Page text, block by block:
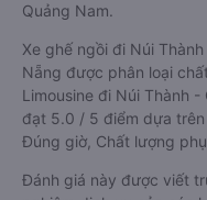
Quảng Nam.
Xe ghế ngồi đi Núi
Nẵng được phân loại
Limousine đi Núi Thành
đạt 5.0 / 5 điểm dựa
Đúng giờ, Chất lượng
Đánh giá này được viết